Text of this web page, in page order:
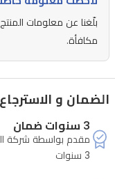
الوحدة
الخارجية
معالجة
بالتقنية
الذهبية
لمقاومة
الظروف
بلّغنا عن معلومات
مكافأة.
الضمان و الاسترجاع
3 سنوات ضمان
مقدم بواسطة شركة
3 سنوات